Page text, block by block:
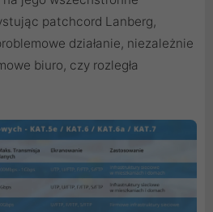
patchcord Lanberg,
działanie, niezależnie
biuro, czy rozległa